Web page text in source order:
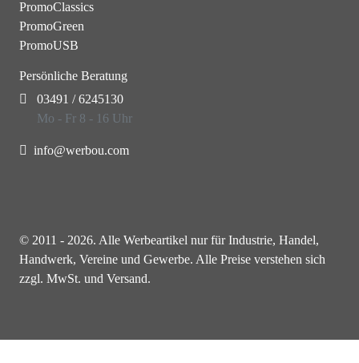
PromoClassics
PromoGreen
PromoUSB
Persönliche Beratung
03491 / 6245130
Mo - Fr 8 - 16 Uhr
info@werbou.com
© 2011 - 2026. Alle Werbeartikel nur für Industrie, Handel,
Handwerk, Vereine und Gewerbe. Alle Preise verstehen sich
zzgl. MwSt. und Versand.